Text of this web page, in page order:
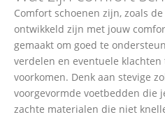
Comfort schoenen zijn, zoals
ontwikkeld zijn met jouw
gemaakt om goed te
verdelen en eventuele
voorkomen. Denk aan stevige
voorgevormde voetbedden die
zachte materialen die niet